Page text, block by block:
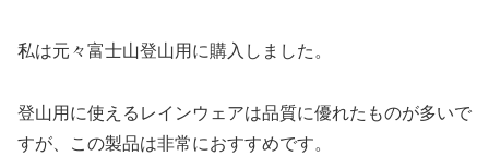
私は元々富士山登山用に購入しました。
登山用に使えるレインウェアは品質に優れたものが多いで
すが、この製品は非常におすすめです。